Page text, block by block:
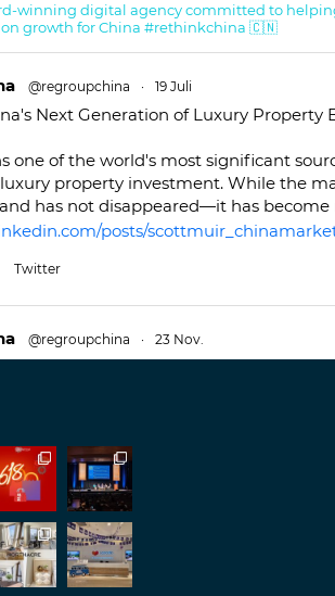
winning digital agency committed to
growth for China #rethinkchina 🇨🇳
@regroupchina · 19 Juli
Next Generation of Luxury Property
one of the world's most significant
property investment. While the
has not disappeared—it has become
posts/
Twitter
@regroupchina · 23 Nov.
@regroupchina
up with our colleague and friend, Mr
new opportunities in China. A